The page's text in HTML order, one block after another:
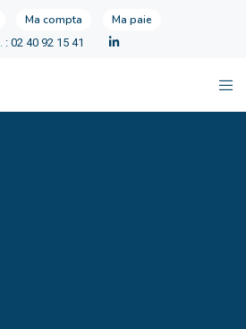
Ma compta Ma paie
: 02 40 92 15 41